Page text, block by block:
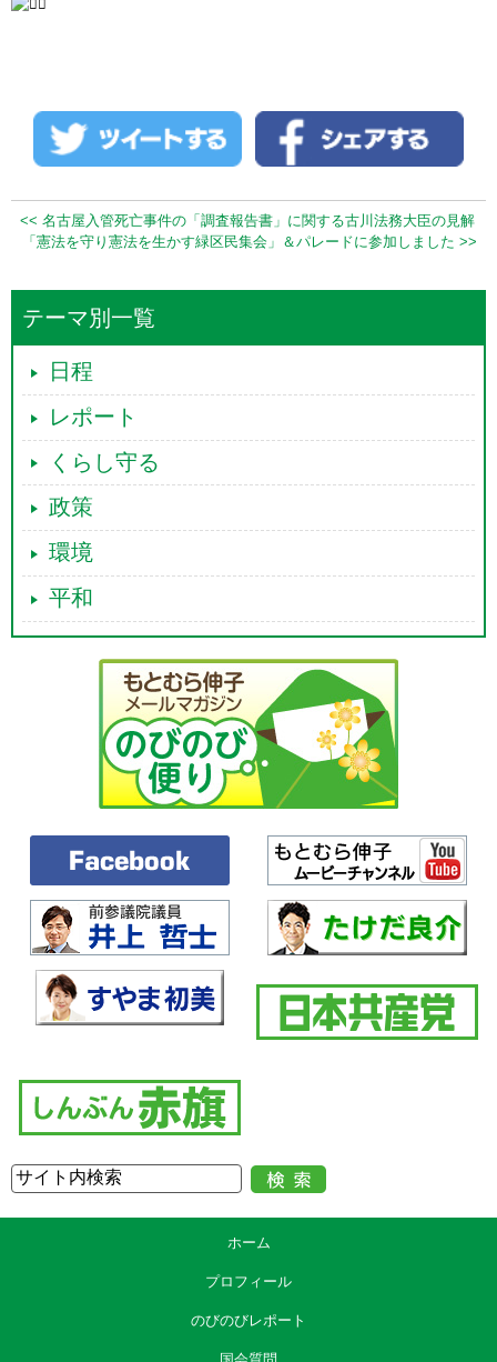
<< 名古屋入管死亡事件の「調査報告書」に関する古川法務大臣の見解
「憲法を守り憲法を生かす緑区民集会」＆パレードに参加しました >>
テーマ別一覧
日程
レポート
くらし守る
政策
環境
平和
ホーム
プロフィール
のびのびレポート